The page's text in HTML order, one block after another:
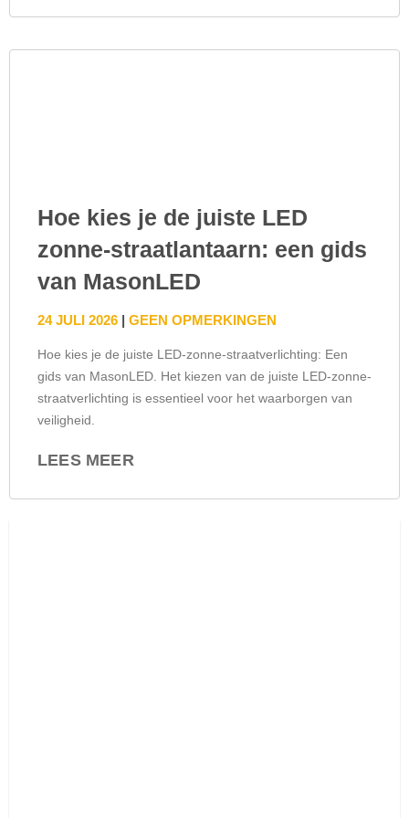
Hoe kies je de juiste LED
zonne-straatlantaarn: een gids
van MasonLED
24 JULI 2026 GEEN OPMERKINGEN
Hoe kies je de juiste LED-zonne-straatverlichting: Een
gids van MasonLED. Het kiezen van de juiste LED-zonne-
straatverlichting is essentieel voor het waarborgen van
veiligheid.
LEES MEER